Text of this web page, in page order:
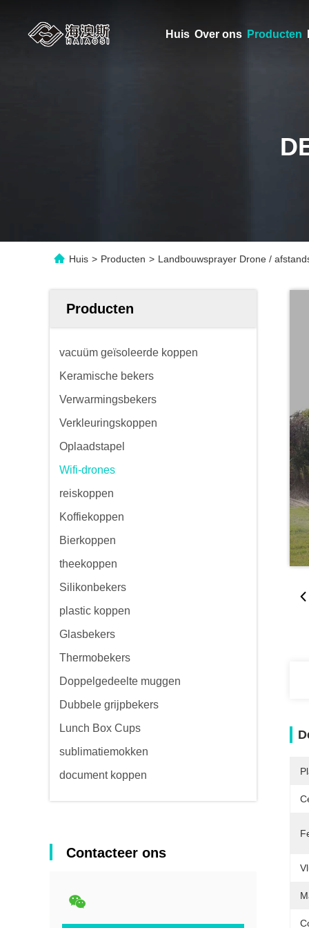
Huis Over ons Producten
Huis > Producten > Landbouwsprayer Drone /
Producten
vacuüm geïsoleerde koppen
Keramische bekers
Verwarmingsbekers
Verkleuringskoppen
Oplaadstapel
Wifi-drones
reiskoppen
Koffiekoppen
Bierkoppen
theekoppen
Silikonbekers
plastic koppen
Glasbekers
Thermobekers
Doppelgedeelte muggen
Dubbele grijpbekers
Lunch Box Cups
sublimatiemokken
document koppen
Contacteer ons